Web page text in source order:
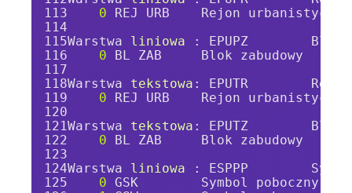
0 REJ URB    Rejon urbanistyczny
Warstwa liniowa
: EPUPZ        Blok
0 BL ZAB     Blok zabudowy
Warstwa tekstowa : EPUTR
0 REJ URB    Rejon urbanistyczny
Warstwa tekstowa : EPUTZ        Blok
0 BL ZAB     Blok zabudowy
Warstwa liniowa
: ESPPP
0 GSK        Symbol poboczny